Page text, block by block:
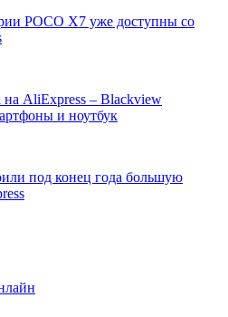
POCO X7 уже доступны со
на AliExpress – Blackview
и ноутбук
под конец года большую